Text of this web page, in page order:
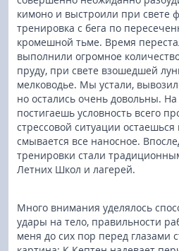
кимоно и выстроили при свете
тренировка с бега по
кромешной тьме. Время
выполнили огромное
пруду, при свете взошедшей
мелководье. Мы устали,
но остались очень довольны.
постигаешь условность всего
стрессовой ситуации
смывается все наносное.
тренировки стали
Летних Школ и лагерей.
Много внимания уделялось
удары на тело, правильности
меня до сих пор перед глазами